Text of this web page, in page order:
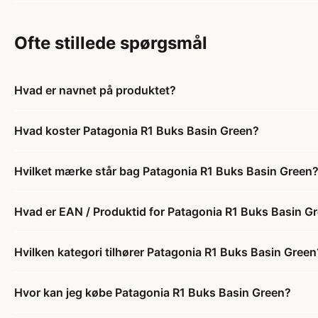
Ofte stillede spørgsmål
Hvad er navnet på produktet?
Hvad koster Patagonia R1 Buks Basin Green?
Hvilket mærke står bag Patagonia R1 Buks Basin Green?
Hvad er EAN / Produktid for Patagonia R1 Buks Basin
Hvilken kategori tilhører Patagonia R1 Buks Basin
Hvor kan jeg købe Patagonia R1 Buks Basin Green?